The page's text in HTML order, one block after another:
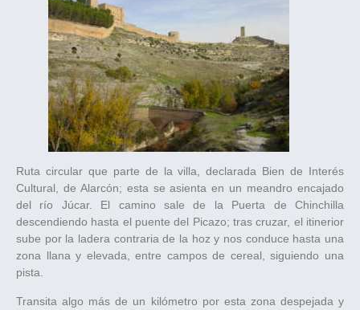
Ruta circular que parte de la villa, declarada Bien de Interés
Cultural, de Alarcón; esta se asienta en un meandro encajado
del río Júcar. El camino sale de la Puerta de Chinchilla
descendiendo hasta el puente del Picazo; tras cruzar, el itinerior
sube por la ladera contraria de la hoz y nos conduce hasta una
zona llana y elevada, entre campos de cereal, siguiendo una
pista.
Transita algo más de un kilómetro por esta zona despejada y